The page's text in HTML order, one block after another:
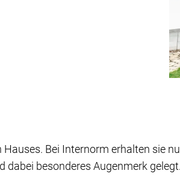
Bei Internorm erhalten sie
dabei besonderes Augenmerk